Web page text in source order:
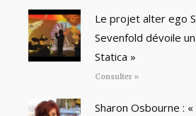
Le projet alter ego
Sevenfold dévoile
Statica »
Consulter »
Sharon Osbourne :